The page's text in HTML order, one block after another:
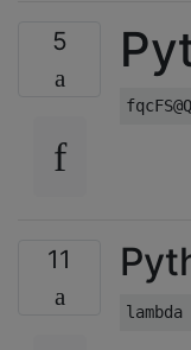
5
11
lambda